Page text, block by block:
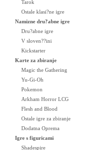
Tarok
Ostale klasi?ne igre
Namizne dru?abne igre
Dru?abne igre
V sloven??ini
Kickstarter
Karte za zbiranje
Magic the Gathering
Yu-Gi-Oh
Pokemon
Arkham Horror LCG
Flesh and Blood
Ostale igre za zbiranje
Dodatna Oprema
Igre s figuricami
Shadespire